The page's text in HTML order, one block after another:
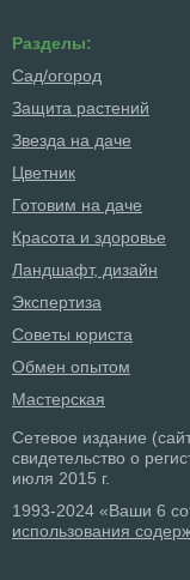
Разделы:
Сад/огород
Защита растений
Звезда на даче
Цветник
Готовим на даче
Красота и здоровье
Ландшафт, дизайн
Экспертиза
Советы юриста
Обмен опытом
Мастерская
Сетевое издание
свидетельство о
июля 2015 г.
1993-2024 «Ваши 6
использования